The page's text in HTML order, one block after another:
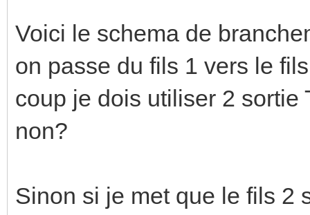
Voici le schema de
on passe du fils 1 vers le
coup je dois utiliser 2
non?
Sinon si je met que le fils 2